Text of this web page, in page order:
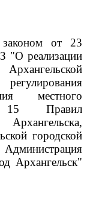
от 23
"О реализации
местного
15 Правил
городской
Архангельск"